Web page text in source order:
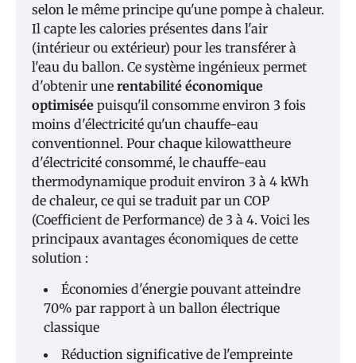
selon le même principe qu'une pompe à chaleur.
Il capte les calories présentes dans l'air
(intérieur ou extérieur) pour les transférer à
l'eau du ballon. Ce système ingénieux permet
d'obtenir une rentabilité économique
optimisée puisqu'il consomme environ 3 fois
moins d'électricité qu'un chauffe-eau
conventionnel. Pour chaque kilowattheure
d'électricité consommé, le chauffe-eau
thermodynamique produit environ 3 à 4 kWh
de chaleur, ce qui se traduit par un COP
(Coefficient de Performance) de 3 à 4. Voici les
principaux avantages économiques de cette
solution :
Économies d'énergie pouvant atteindre
70% par rapport à un ballon électrique
classique
Réduction significative de l'empreinte